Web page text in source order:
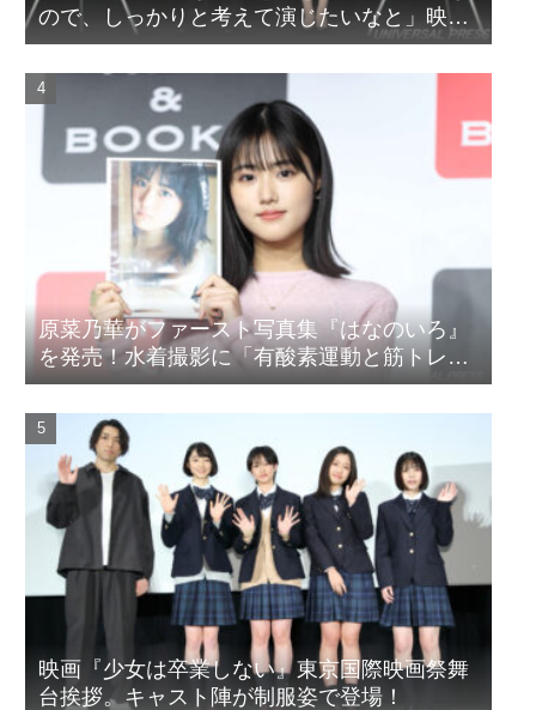
ので、しっかりと考えて演じたいなと」映画
『山女』東京国際映画祭Q&A
原菜乃華がファースト写真集『はなのいろ』
を発売！水着撮影に「有酸素運動と筋トレを
頑張りました」
映画『少女は卒業しない』東京国際映画祭舞
台挨拶。キャスト陣が制服姿で登場！